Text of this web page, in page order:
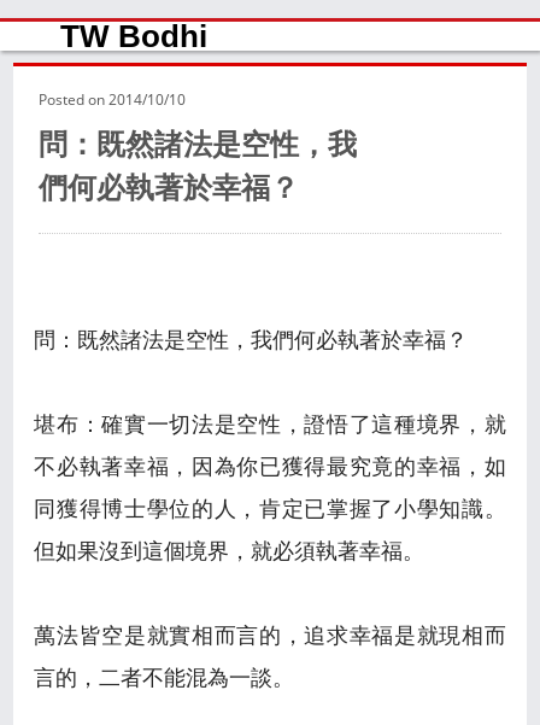
TW Bodhi
Posted on2014/10/10
問：既然諸法是空性，我
們何必執著於幸福？
問：既然諸法是空性，我們何必執著於幸福？
堪布：確實一切法是空性，證悟了這種境界，就
不必執著幸福，因為你已獲得最究竟的幸福，如
同獲得博士學位的人，肯定已掌握了小學知識。
但如果沒到這個境界，就必須執著幸福。
萬法皆空是就實相而言的，追求幸福是就現相而
言的，二者不能混為一談。